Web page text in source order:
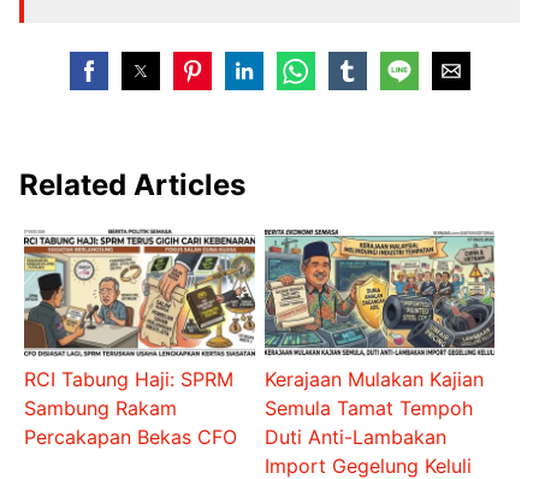
Related Articles
RCI Tabung Haji: SPRM
Sambung Rakam
Percakapan Bekas CFO
Kerajaan Mulakan Kajian
Semula Tamat Tempoh
Duti Anti-Lambakan
Import Gegelung Keluli